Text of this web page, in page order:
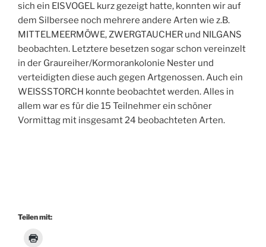
sich ein EISVOGEL kurz gezeigt hatte, konnten wir auf
dem Silbersee noch mehrere andere Arten wie z.B.
MITTELMEERMÖWE, ZWERGTAUCHER und NILGANS
beobachten. Letztere besetzen sogar schon vereinzelt
in der Graureiher/Kormorankolonie Nester und
verteidigten diese auch gegen Artgenossen. Auch ein
WEISSSTORCH konnte beobachtet werden. Alles in
allem war es für die 15 Teilnehmer ein schöner
Vormittag mit insgesamt 24 beobachteten Arten.
Teilen mit: